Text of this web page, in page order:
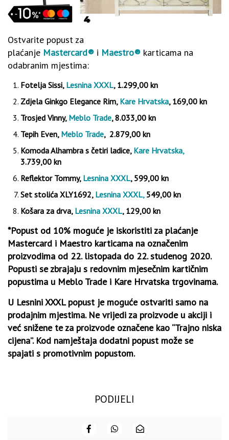
Ostvarite popust za
plaćanje Mastercard® i Maestro® karticama na
odabranim mjestima:
Fotelja Sissi, Lesnina XXXL, 1.299,00 kn
Zdjela Ginkgo Elegance Rim, Kare Hrvatska, 169,00 kn
Trosjed Vinny, Meblo Trade, 8.033,00 kn
Tepih Even, Meblo Trade, 2.879,00 kn
Komoda Alhambra s četiri ladice,Kare Hrvatska,
3.739,00 kn
Reflektor Tommy, Lesnina XXXL, 599,00 kn
Set stolića XLY1692, Lesnina XXXL,549,00 kn
Košara za drva, Lesnina XXXL, 129,00 kn
*Popust od 10% moguće je iskoristiti za plaćanje
Mastercard i Maestro karticama na označenim
proizvodima od 22. listopada do 22. studenog 2020.
Popusti se zbrajaju s redovnim mjesečnim kartičnim
popustima u Meblo Trade i Kare Hrvatska trgovinama.
U Lesnini XXXL popust je moguće ostvariti samo na
prodajnim mjestima. Ne vrijedi za proizvode u akciji i
već snižene te za proizvode označene kao “Trajno niska
cijena”. Kod namještaja dodatni popust može se
spajati s promotivnim popustom.
PODIJELI